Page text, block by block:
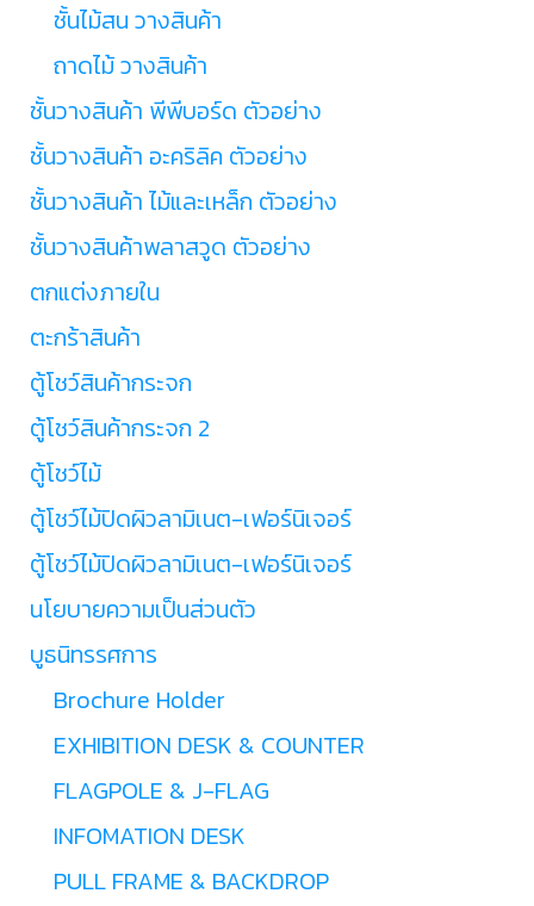
ชั้นไม้สน วางสินค้า
ถาดไม้ วางสินค้า
ชั้นวางสินค้า พีพีบอร์ด ตัวอย่าง
ชั้นวางสินค้า อะคริลิค ตัวอย่าง
ชั้นวางสินค้า ไม้และเหล็ก ตัวอย่าง
ชั้นวางสินค้าพลาสวูด ตัวอย่าง
ตกแต่งภายใน
ตะกร้าสินค้า
ตู้โชว์สินค้ากระจก
ตู้โชว์สินค้ากระจก 2
ตู้โชว์ไม้
ตู้โชว์ไม้ปิดผิวลามิเนต-เฟอร์นิเจอร์
ตู้โชว์ไม้ปิดผิวลามิเนต-เฟอร์นิเจอร์
นโยบายความเป็นส่วนตัว
บูธนิทรรศการ
Brochure Holder
EXHIBITION DESK & COUNTER
FLAGPOLE & J-FLAG
INFOMATION DESK
PULL FRAME & BACKDROP